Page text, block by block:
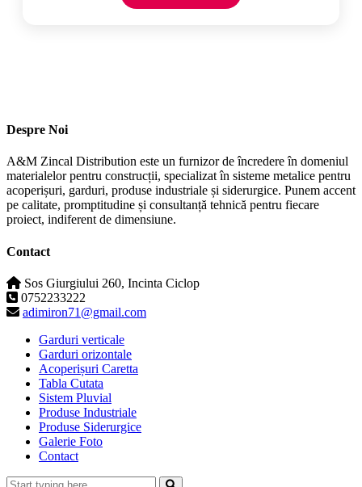
Despre Noi
A&M Zincal Distribution este un furnizor de încredere în domeniul
materialelor pentru construcții, specializat în sisteme metalice pentru
acoperișuri, garduri, produse industriale și siderurgice. Punem accent
pe calitate, promptitudine și consultanță tehnică pentru fiecare
proiect, indiferent de dimensiune.
Contact
Sos Giurgiului 260, Incinta Ciclop
0752233222
adimiron71@gmail.com
Garduri verticale
Garduri orizontale
Acoperișuri Caretta
Tabla Cutata
Sistem Pluvial
Produse Industriale
Produse Siderurgice
Galerie Foto
Contact